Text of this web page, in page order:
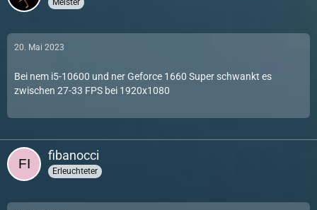
20. Mai 2023
Bei nem i5-10600 und ner Geforce 1660 Super schwankt es
zwischen 27-33 FPS bei 1920x1080
fibanocci
Erleuchteter